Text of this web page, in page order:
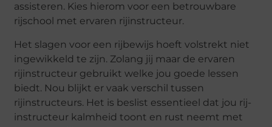
assisteren. Kies hierom voor een betrouwbare
rijschool met ervaren rijinstructeur.
Het slagen voor een rijbewijs hoeft volstrekt niet
ingewikkeld te zijn. Zolang jij maar de ervaren
rijinstructeur gebruikt welke jou goede lessen
biedt. Nou blijkt er vaak verschil tussen
rijinstructeurs. Het is beslist essentieel dat jou rij-
instructeur kalmheid toont en rust neemt met